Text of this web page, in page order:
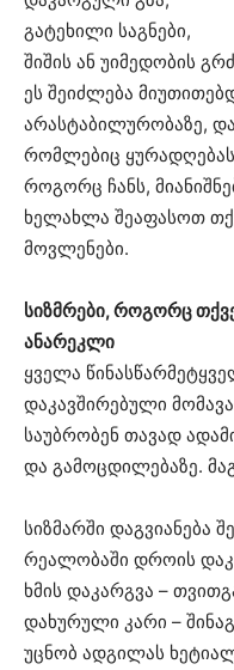
გატეხილი საგნები,
შიშის ან უიმედობის
ეს შეიძლება
არასტაბილურობაზე,
რომლებიც ყურადღებას
როგორც ჩანს,
ხელახლა შეაფასოთ
მოვლენები.
სიზმრები, როგორც
ანარეკლი
ყველა
დაკავშირებული
საუბრობენ თავად
და გამოცდილებაზე.
სიზმარში დაგვიანება
რეალობაში დროის
ხმის დაკარგვა –
დახურული კარი –
უცნობ ადგილას